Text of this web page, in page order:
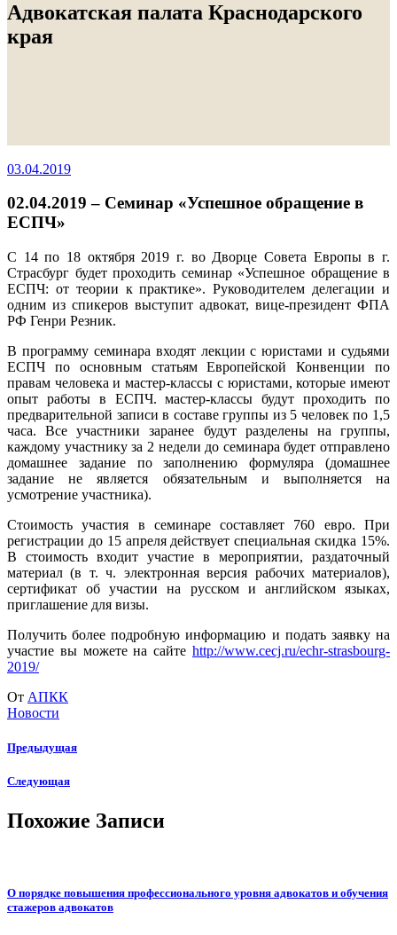
Адвокатская палата Краснодарского
края
03.04.2019
02.04.2019 – Семинар «Успешное обращение в
ЕСПЧ»
С 14 по 18 октября 2019 г. во Дворце Совета Европы в г.
Страсбург будет проходить семинар «Успешное обращение в
ЕСПЧ: от теории к практике». Руководителем делегации и
одним из спикеров выступит адвокат, вице-президент ФПА
РФ Генри Резник.
В программу семинара входят лекции с юристами и судьями
ЕСПЧ по основным статьям Европейской Конвенции по
правам человека и мастер-классы с юристами, которые имеют
опыт работы в ЕСПЧ. мастер-классы будут проходить по
предварительной записи в составе группы из 5 человек по 1,5
часа. Все участники заранее будут разделены на группы,
каждому участнику за 2 недели до семинара будет отправлено
домашнее задание по заполнению формуляра (домашнее
задание не является обязательным и выполняется на
усмотрение участника).
Стоимость участия в семинаре составляет 760 евро. При
регистрации до 15 апреля действует специальная скидка 15%.
В стоимость входит участие в мероприятии, раздаточный
материал (в т. ч. электронная версия рабочих материалов),
сертификат об участии на русском и английском языках,
приглашение для визы.
Получить более подробную информацию и подать заявку на
участие вы можете на сайте http://www.cecj.ru/echr-strasbourg-
2019/
От АПКК
Новости
Предыдущая
Следующая
Похожие Записи
О порядке повышения профессионального уровня адвокатов и обучения
стажеров адвокатов